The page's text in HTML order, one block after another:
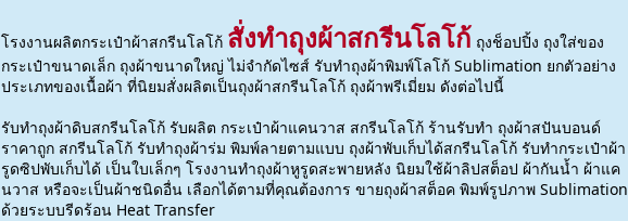
โรงงานผลิตกระเป๋าผ้าสกรีนโลโก้ สั่งทำถุงผ้าสกรีนโลโก้ ถุงช็อปปิ้ง ถุงใส่ของ
กระเป๋าขนาดเล็ก ถุงผ้าขนาดใหญ่ ไม่จำกัดไซส์ รับทำถุงผ้าพิมพ์โลโก้ Sublimation ยกตัวอย่าง
ประเภทของเนื้อผ้า ที่นิยมสั่งผลิตเป็นถุงผ้าสกรีนโลโก้ ถุงผ้าพรีเมี่ยม ดังต่อไปนี้
รับทำถุงผ้าดิบสกรีนโลโก้ รับผลิต กระเป๋าผ้าแคนวาส สกรีนโลโก้ ร้านรับทำ ถุงผ้าสปันบอนด์
ราคาถูก สกรีนโลโก้ รับทำถุงผ้าร่ม พิมพ์ลายตามแบบ ถุงผ้าพับเก็บได้สกรีนโลโก้ รับทำกระเป๋าผ้า
รูดซิปพับเก็บได้ เป็นใบเล็กๆ โรงงานทำถุงผ้าหูรูดสะพายหลัง นิยมใช้ผ้าลิปสต็อป ผ้ากันน้ำ ผ้าแค
นวาส หรือจะเป็นผ้าชนิดอื่น เลือกได้ตามที่คุณต้องการ ขายถุงผ้าสต็อค พิมพ์รูปภาพ Sublimation
ด้วยระบบรีดร้อน Heat Transfer